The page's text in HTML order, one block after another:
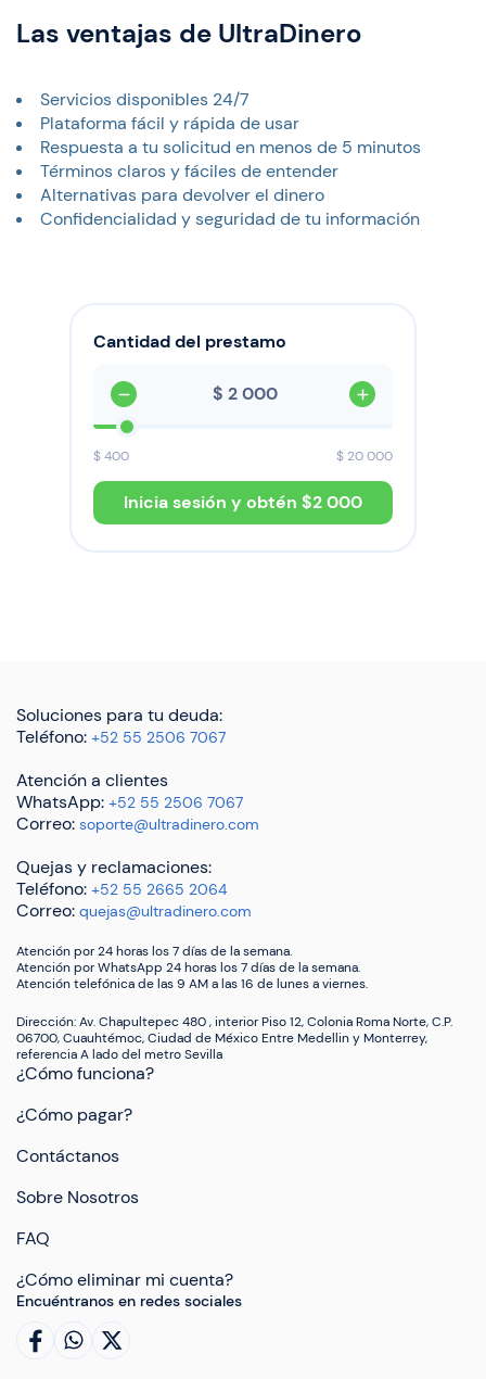
Las ventajas de UltraDinero
Servicios disponibles 24/7
Plataforma fácil y rápida de usar
Respuesta a tu solicitud en menos de 5 minutos
Términos claros y fáciles de entender
Alternativas para devolver el dinero
Confidencialidad y seguridad de tu información
Cantidad del prestamo
$
$400 $ 20 000
Inicia sesión y obtén $2 000
Soluciones para tu deuda:
Teléfono: +52 55 2506 7067
Atención a clientes
WhatsApp: +52 55 2506 7067
Correo: soporte@ultradinero.com
Quejas y reclamaciones:
Teléfono: +52 55 2665 2064
Correo: quejas@ultradinero.com
Atención por 24 horas los 7 días de la semana.
Atención por WhatsApp 24 horas los 7 días de la semana.
Atención telefónica de las 9 AM a las 16 de lunes a viernes.
Dirección: Av. Chapultepec 480 , interior Piso 12, Colonia Roma Norte, C.P.
06700, Cuauhtémoc, Ciudad de México Entre Medellin y Monterrey,
referencia A lado del metro Sevilla
¿Cómo funciona?
¿Cómo pagar?
Contáctanos
Sobre Nosotros
FAQ
¿Cómo eliminar mi cuenta?
Encuéntranos en redes sociales